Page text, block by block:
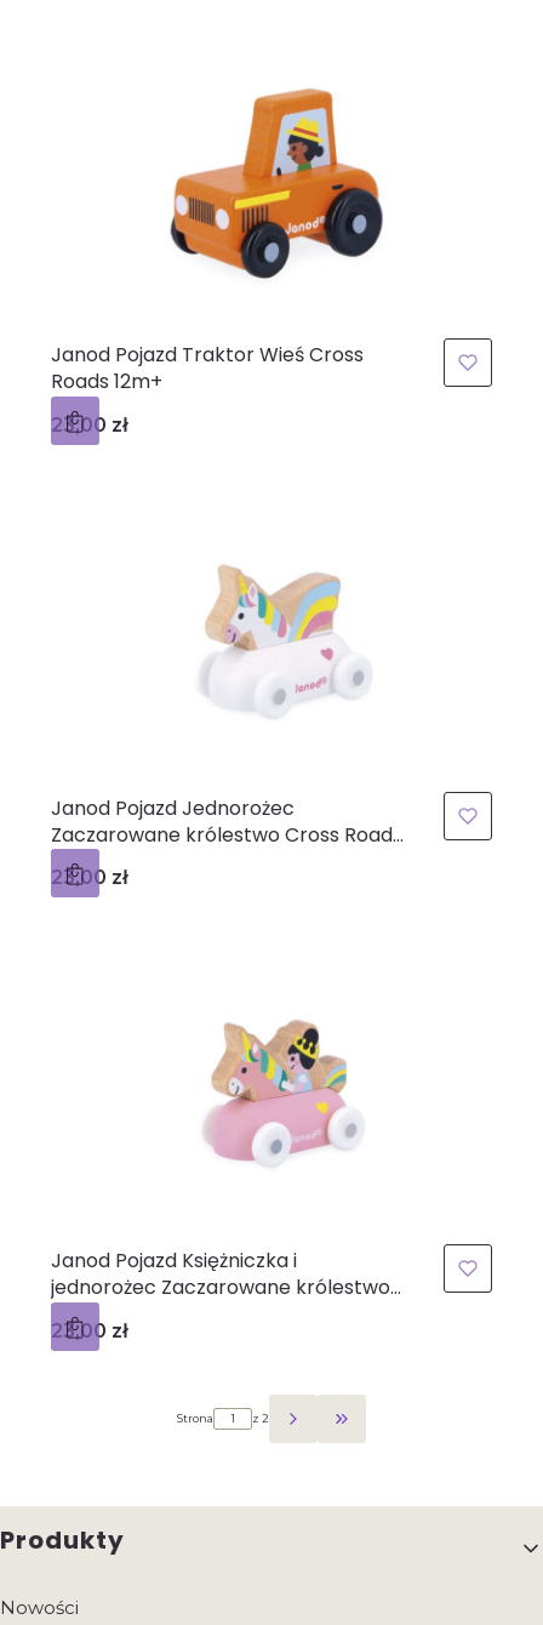
Janod Pojazd Traktor Wieś Cross
Roads 12m+
Cena
23,00 zł
Janod Pojazd Jednorożec
Zaczarowane królestwo Cross Roads
12m+
Cena
23,00 zł
Janod Pojazd Księżniczka i
jednorożec Zaczarowane królestwo
Cross Roads 12m+
Cena
23,00 zł
Strona z 2 Przejdź do ostatniej strony
Linki w stopce
Produkty
Nowości